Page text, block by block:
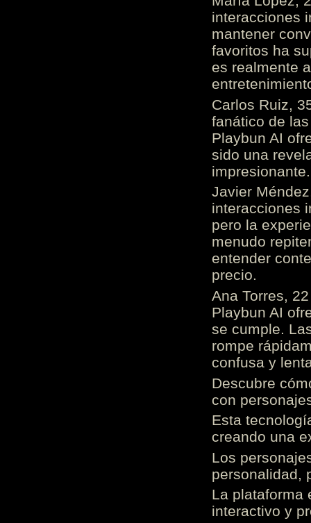
interacciones
mantener
favoritos ha
es realmente
Carlos Ruiz,
fanático de
Playbun AI
sido una
Javier
interacciones
pero la
menudo
entender
precio.
Ana Torres,
Playbun AI
se cumple.
rompe
confusa y
Descubre
con
Esta
creando una
Los
personalidad,
La plataforma
interactivo y